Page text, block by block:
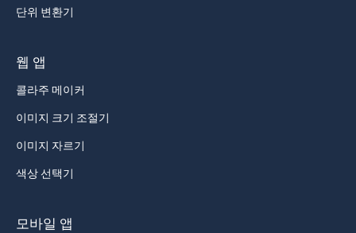
단위 변환기
웹 앱
콜라주 메이커
이미지 크기 조절기
이미지 자르기
색상 선택기
모바일 앱